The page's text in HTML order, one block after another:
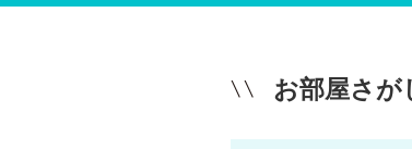
お部屋さが